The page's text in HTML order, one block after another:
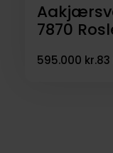
7870
595.000 kr.83